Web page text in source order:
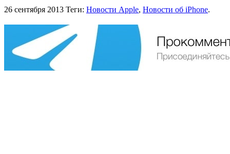
26 сентября 2013 Теги: Новости Apple, Новости об iPhone.